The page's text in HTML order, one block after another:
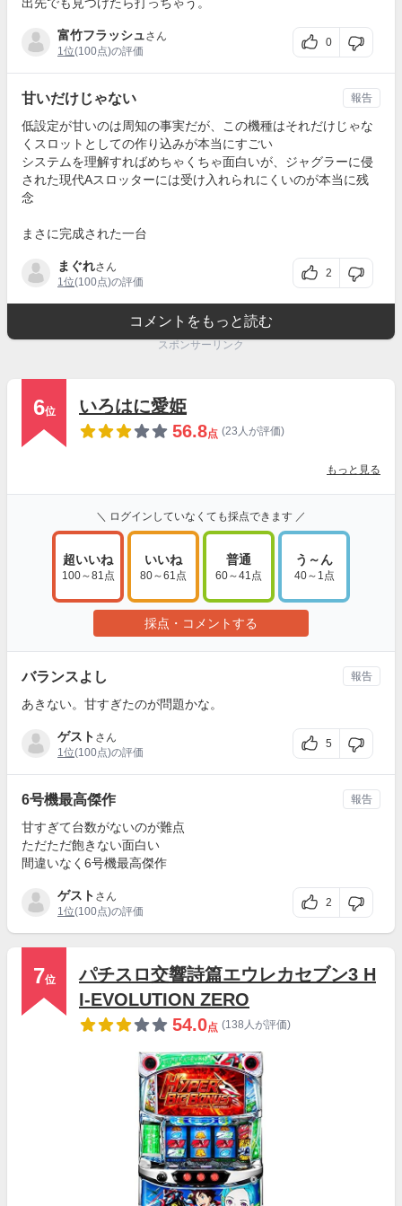
富竹フラッシュ さん
1位(100点)の評価
0
甘いだけじゃない
低設定が甘いのは周知の事実だが、この機種はそれだけじゃな
くスロットとしての作り込みが本当にすごい
システムを理解すればめちゃくちゃ面白いが、ジャグラーに侵
された現代Aスロッターには受け入れられにくいのが本当に残
念
まさに完成された一台
まぐれさん
1位(100点)の評価
2
報告
コメントをもっと読む
スポンサーリンク
6位
いろはに愛姫
56.8点 (23人が評価)
もっと見る
＼ ログインしていなくても採点できます ／
超いいね
100～81点
いいね
80～61点
普通
60～41点
う～ん
40～1点
採点・コメントする
バランスよし
あきない。甘すぎたのが問題かな。
ゲスト さん
1位(100点)の評価
5
報告
6号機最高傑作
甘すぎて台数がないのが難点
ただただ飽きない面白い
間違いなく6号機最高傑作
ゲスト さん
1位(100点)の評価
2
報告
7位
パチスロ交響詩篇エウレカセブン3 H
I-EVOLUTION ZERO
54.0点 (138人が評価)